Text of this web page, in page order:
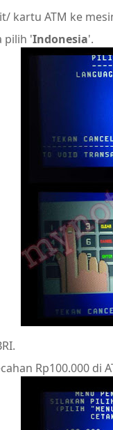
kartu ATM ke
pilih 'Indonesia'.
Rp100.000 di